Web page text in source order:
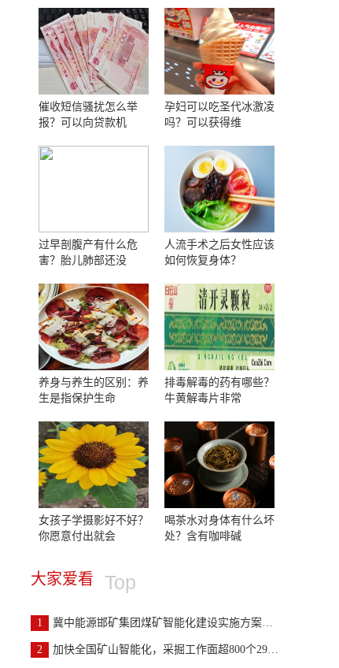
催收短信骚扰怎么举
报？可以向贷款机
孕妇可以吃圣代冰激凌
吗？可以获得维
过早剖腹产有什么危
害？胎儿肺部还没
人流手术之后女性应该
如何恢复身体？
养身与养生的区别：养
生是指保护生命
排毒解毒的药有哪些？
牛黄解毒片非常
女孩子学摄影好不好？
你愿意付出就会
喝茶水对身体有什么坏
处？含有咖啡碱
大家爱看 Top
1 冀中能源邯矿集团煤矿智能化建设实施方案正式“出炉
2 加快全国矿山智能化，采掘工作面超800个29种煤矿机